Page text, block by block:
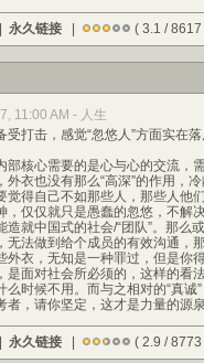
永久链接 ( 3.1 / 8617
11:00 AM - 人生
击，感觉“忽悠人”方面实在落
核心需要的是心与心的交流，
外衣也没有那么“高深”的作用，
觉得自己不如那些人，那些人他
仅仅就只是愚蠢的忽悠，不解
造就中国式的社会/“团队”。那么
无法做到给个成员的有效沟通，
外衣，无知是一种罪过，但是你
是面对社会所必须的，这样的看
么时候不用。而与之相对的“真诚
，请你坚定，这才是力量的源泉
永久链接 ( 2.9 / 8773